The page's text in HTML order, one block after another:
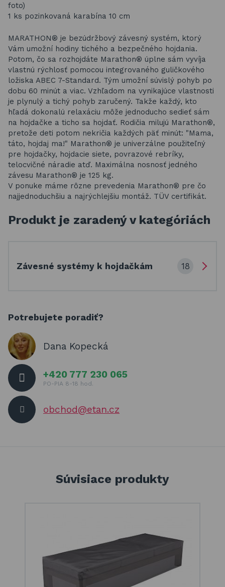
foto)
1 ks pozinkovaná karabína 10 cm
MARATHON® je bezúdržbový závesný systém, ktorý
Vám umožní hodiny tichého a bezpečného hojdania.
Potom, čo sa rozhojdáte Marathon® úplne sám vyvíja
vlastnú rýchlosť pomocou integrovaného guličkového
ložiska ABEC 7-Standard. Tým umožní súvislý pohyb po
dobu 60 minút a viac. Vzhľadom na vynikajúce vlastnosti
je plynulý a tichý pohyb zaručený. Takže každý, kto
hľadá dokonalú relaxáciu môže jednoducho sedieť sám
na hojdačke a ticho sa hojdať. Rodičia milujú Marathon®,
pretože deti potom nekričia každých päť minút: "Mama,
táto, hojdaj ma!" Marathon® je univerzálne použiteľný
pre hojdačky, hojdacie siete, povrazové rebríky,
telocvičné náradie atď. Maximálna nosnosť jedného
závesu Marathon® je 125 kg.
V ponuke máme rôzne prevedenia Marathon® pre čo
najjednoduchšiu a najrýchlejšiu montáž. TÜV certifikát.
Produkt je zaradený v kategóriách
Závesné systémy k hojdačkám 18
Potrebujete poradiť?
Dana Kopecká
+420 777 230 065
PO-PIA 8-18 hod.
obchod@etan.cz
Súvisiace produkty